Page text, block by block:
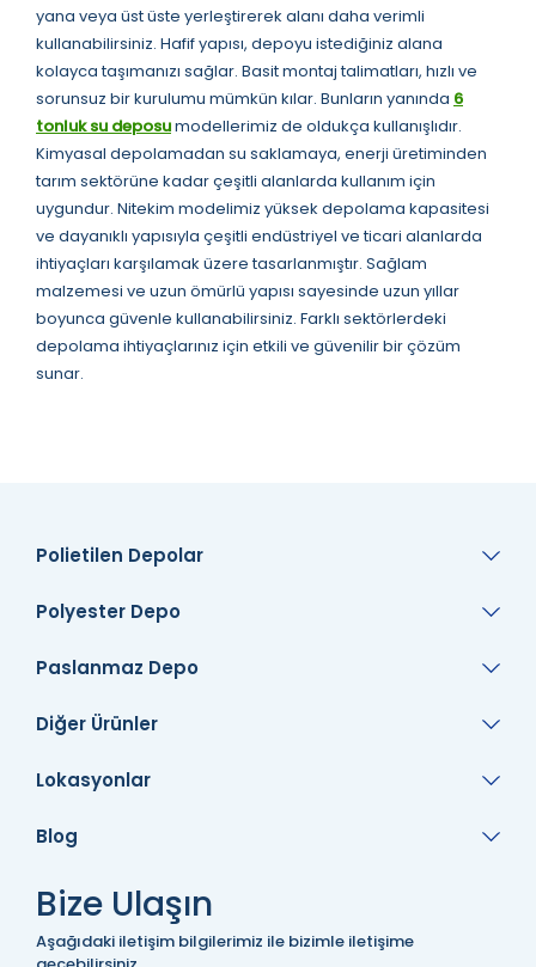
yana veya üst üste yerleştirerek alanı daha verimli
kullanabilirsiniz. Hafif yapısı, depoyu istediğiniz alana
kolayca taşımanızı sağlar. Basit montaj talimatları, hızlı ve
sorunsuz bir kurulumu mümkün kılar. Bunların yanında 6
tonluk su deposumodellerimiz de oldukça kullanışlıdır.
Kimyasal depolamadan su saklamaya, enerji üretiminden
tarım sektörüne kadar çeşitli alanlarda kullanım için
uygundur. Nitekim modelimiz yüksek depolama kapasitesi
ve dayanıklı yapısıyla çeşitli endüstriyel ve ticari alanlarda
ihtiyaçları karşılamak üzere tasarlanmıştır. Sağlam
malzemesi ve uzun ömürlü yapısı sayesinde uzun yıllar
boyunca güvenle kullanabilirsiniz. Farklı sektörlerdeki
depolama ihtiyaçlarınız için etkili ve güvenilir bir çözüm
sunar.
Polietilen Depolar
Polyester Depo
Paslanmaz Depo
Diğer Ürünler
Lokasyonlar
Bize Ulaşın
Aşağıdaki iletişim bilgilerimiz ile bizimle iletişime
Blog